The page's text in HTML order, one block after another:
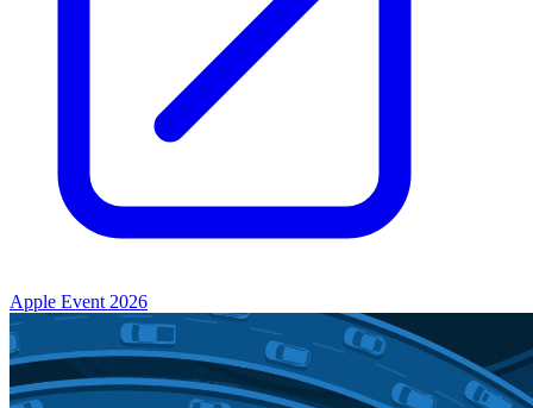
Apple Event 2026